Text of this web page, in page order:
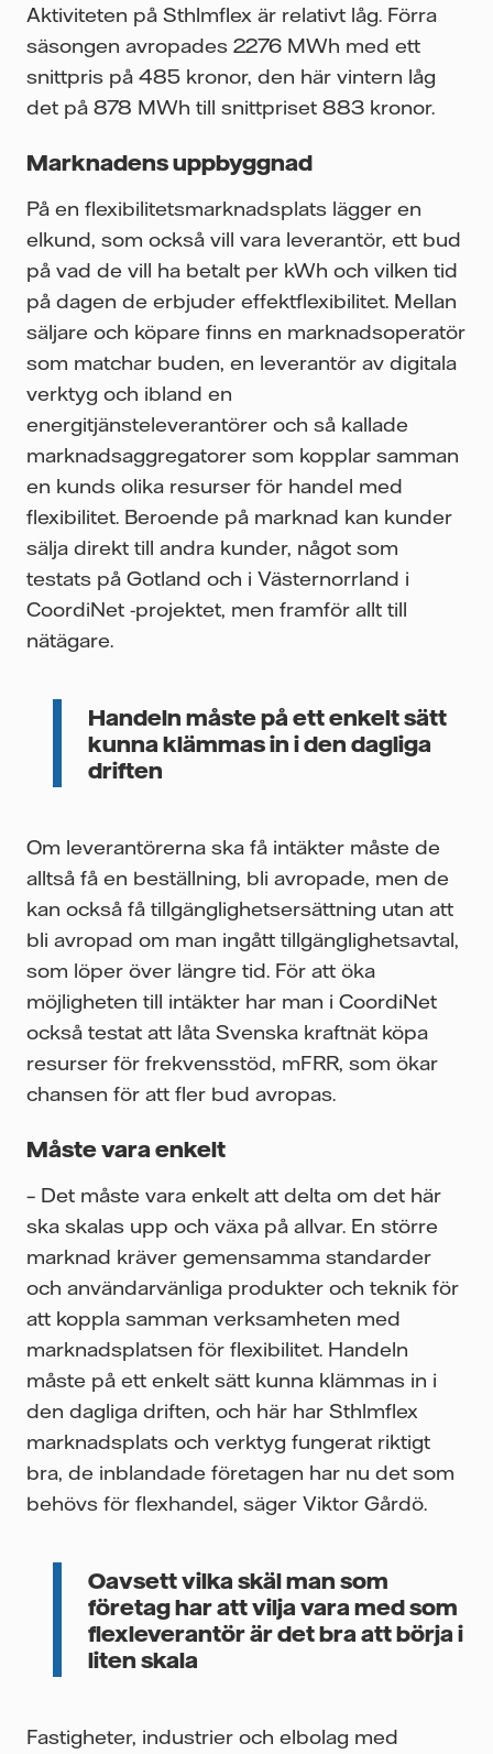
Aktiviteten på Sthlmflex är relativt låg. Förra
säsongen avropades 2276 MWh med ett
snittpris på 485 kronor, den här vintern låg
det på 878 MWh till snittpriset 883 kronor.
Marknadens uppbyggnad
På en flexibilitetsmarknadsplats lägger en
elkund, som också vill vara leverantör, ett bud
på vad de vill ha betalt per kWh och vilken tid
på dagen de erbjuder effektflexibilitet. Mellan
säljare och köpare finns en marknadsoperatör
som matchar buden, en leverantör av digitala
verktyg och ibland en
energitjänsteleverantörer och så kallade
marknadsaggregatorer som kopplar samman
en kunds olika resurser för handel med
flexibilitet. Beroende på marknad kan kunder
sälja direkt till andra kunder, något som
testats på Gotland och i Västernorrland i
CoordiNet -projektet, men framför allt till
nätägare.
Handeln måste på ett enkelt sätt
kunna klämmas in i den dagliga
driften
Om leverantörerna ska få intäkter måste de
alltså få en beställning, bli avropade, men de
kan också få tillgänglighetsersättning utan att
bli avropad om man ingått tillgänglighetsavtal,
som löper över längre tid. För att öka
möjligheten till intäkter har man i CoordiNet
också testat att låta Svenska kraftnät köpa
resurser för frekvensstöd, mFRR, som ökar
chansen för att fler bud avropas.
Måste vara enkelt
– Det måste vara enkelt att delta om det här
ska skalas upp och växa på allvar. En större
marknad kräver gemensamma standarder
och användarvänliga produkter och teknik för
att koppla samman verksamheten med
marknadsplatsen för flexibilitet. Handeln
måste på ett enkelt sätt kunna klämmas in i
den dagliga driften, och här har Sthlmflex
marknadsplats och verktyg fungerat riktigt
bra, de inblandade företagen har nu det som
behövs för flexhandel, säger Viktor Gårdö.
Oavsett vilka skäl man som
företag har att vilja vara med som
flexleverantör är det bra att börja i
liten skala
Fastigheter, industrier och elbolag med